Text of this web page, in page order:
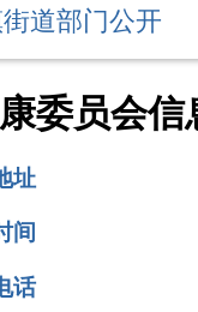
开事项
导成员